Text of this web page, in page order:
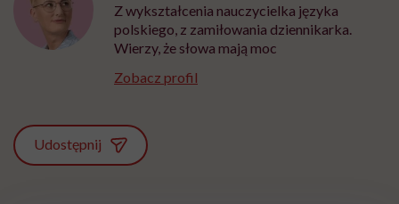
Z wykształcenia nauczycielka języka
polskiego, z zamiłowania dziennikarka.
Wierzy, że słowa mają moc
Zobacz profil
Udostępnij